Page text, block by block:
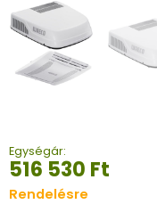
Egységár:
516 530 Ft
Rendelésre